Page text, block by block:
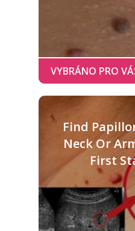
Find
Neck Or
First